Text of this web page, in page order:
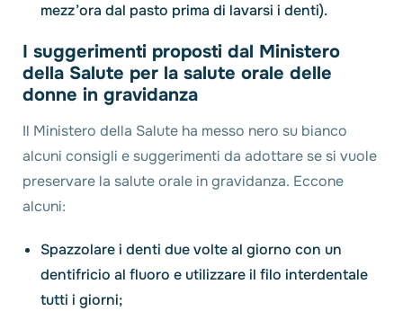
mezz’ora dal pasto prima di lavarsi i denti).
I suggerimenti proposti dal Ministero
della Salute per la salute orale delle
donne in gravidanza
Il Ministero della Salute ha messo nero su bianco
alcuni consigli e suggerimenti da adottare se si vuole
preservare la salute orale in gravidanza. Eccone
alcuni:
Spazzolare i denti due volte al giorno con un
dentifricio al fluoro e utilizzare il filo interdentale
tutti i giorni;